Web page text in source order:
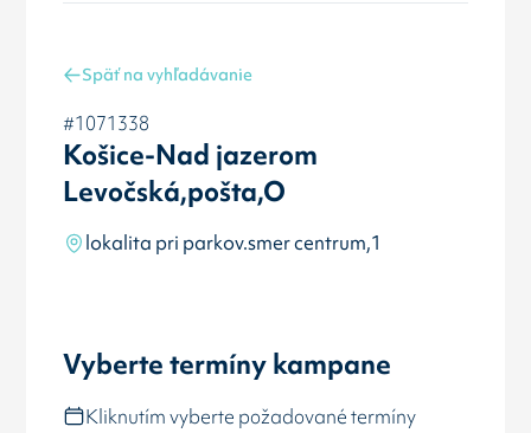
Späť na vyhľadávanie
#1071338
Košice-Nad jazerom
Levočská,pošta,O
lokalita pri parkov.smer centrum,1
Vyberte termíny kampane
Kliknutím vyberte požadované termíny